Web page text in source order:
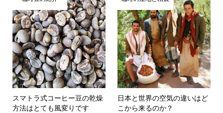
スマトラ式コーヒー豆の乾燥
方法はとても風変りです
日本と世界の空気の違いはど
こから来るのか？